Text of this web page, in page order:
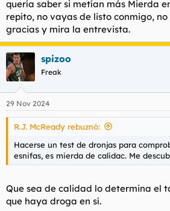
quería saber si metían más Mierda
repito, no vayas de listo conmigo, no
gracias y mira la entrevista.
spizoo
Freak
29 Nov 2024
R.J. McReady rebuznó:
Hacerse un test de dronjas para
esnifas, es mierda de calidac. Me
Que sea de calidad lo determina el
que haya droga en sí.